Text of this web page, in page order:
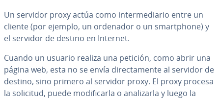
Un servidor proxy actúa como in­te­r­me­dia­rio entre un
cliente (por ejemplo, un ordenador o un sma­r­t­pho­ne) y
el servidor de destino en Internet.
Cuando un usuario realiza una petición, como abrir una
página web, esta no se envía di­re­c­ta­me­n­te al servidor de
destino, sino primero al servidor proxy. El proxy procesa
la solicitud, puede mo­di­fi­car­la o ana­li­zar­la y luego la